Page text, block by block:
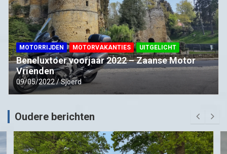
MOTORRIJDEN MOTORVAKANTIES UITGELICHT
Beneluxtoer voorjaar 2022 – Zaanse Motor
Vrienden
09/05/2022 Sjoerd
Oudere berichten